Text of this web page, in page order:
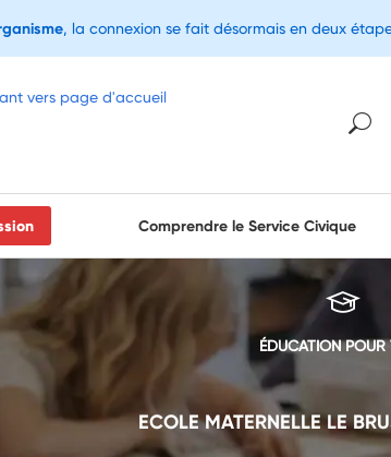
Comprendre le Service Civique
ÉDUCATION POUR
ECOLE MATERNELLE LE
, la connexion se fait désormais en deux